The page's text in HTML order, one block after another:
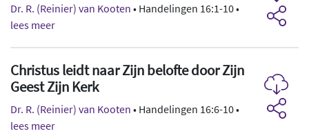
Dr. R. (Reinier) van Kooten • Handelingen 16:1-10 •
lees meer
Christus leidt naar Zijn belofte door Zijn
Geest Zijn Kerk
Dr. R. (Reinier) van Kooten • Handelingen 16:6-10 •
lees meer